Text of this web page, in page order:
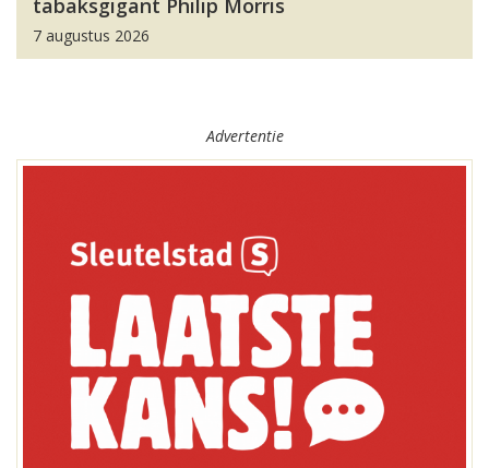
tabaksgigant Philip Morris
7 augustus 2026
Advertentie